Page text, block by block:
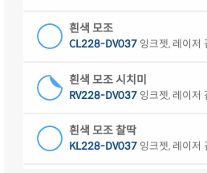
흰색 모조
CL228-DV037 잉크젯, 레이저
흰색 모조 시치미
RV228-DV037 잉크젯, 레이저
흰색 모조 찰딱
KL228-DV037 잉크젯, 레이저